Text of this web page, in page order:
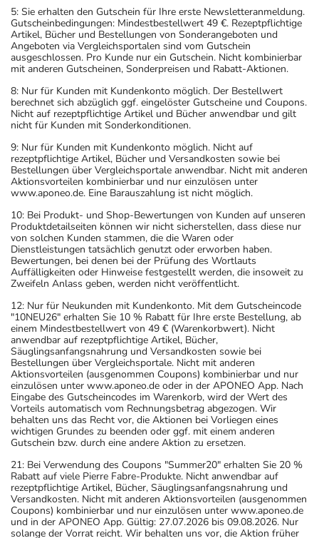
Ihren Arzt oder Apotheker nach etwaigen Auswirkungen
oder Vorsichtsmaßnahmen.
Eine vom Arzt verordnete Dosierung kann von den
Angaben der Packungsbeilage abweichen. Da der Arzt sie
individuell abstimmt, sollten Sie das Arzneimittel daher
nach seinen Anweisungen anwenden.
Aufbewahrung
Wichtige Hinweise
Was sollten Sie beachten?
- Bei Frauen im gebärfähigen Alter sind während und
unter Umständen auch eine Zeit lang nach der Therapie
wirksame Verhütungsmethoden erforderlich. Sprechen
Sie hierzu Ihren Arzt oder Apotheker an.
- Während der Behandlung sind geeignete
- Vorsicht bei Allergie gegen Statine wie Atorvastatin!
- Vorsicht bei Allergie gegen Calciumcarbonat!
- Vorsicht bei Allergie gegen Bindemittel (z.B.
Carboxymethylcellulose mit der E-Nummer E 466)!
- Vorsicht bei Allergie gegen Polyethylenglykol(PEG)-
haltige Stoffe!
- Vorsicht bei Allergie gegen Propylenglykol und ähnliche
Stoffe!
Wenn Sie eine Diabetes-Diät einhalten müssen, sollten
Sie den Zuckergehalt berücksichtigen.
- Es kann Arzneimittel geben, mit denen
Wechselwirkungen auftreten. Sie sollten deswegen
5: Sie erhalten den Gutschein für Ihre erste Newsletteranmeldung.
Gutscheinbedingungen: Mindestbestellwert 49 €. Rezeptpflichtige
Artikel, Bücher und Bestellungen von Sonderangeboten und
Angeboten via Vergleichsportalen sind vom Gutschein
ausgeschlossen. Pro Kunde nur ein Gutschein. Nicht kombinierbar
mit anderen Gutscheinen, Sonderpreisen und Rabatt-Aktionen.
8: Nur für Kunden mit Kundenkonto möglich. Der Bestellwert
berechnet sich abzüglich ggf. eingelöster Gutscheine und Coupons.
Nicht auf rezeptpflichtige Artikel und Bücher anwendbar und gilt
nicht für Kunden mit Sonderkonditionen.
9: Nur für Kunden mit Kundenkonto möglich. Nicht auf
rezeptpflichtige Artikel, Bücher und Versandkosten sowie bei
Bestellungen über Vergleichsportale anwendbar. Nicht mit anderen
Aktionsvorteilen kombinierbar und nur einzulösen unter
www.aponeo.de. Eine Barauszahlung ist nicht möglich.
10: Bei Produkt- und Shop-Bewertungen von Kunden auf unseren
Produktdetailseiten können wir nicht sicherstellen, dass diese nur
von solchen Kunden stammen, die die Waren oder
Dienstleistungen tatsächlich genutzt oder erworben haben.
Bewertungen, bei denen bei der Prüfung des Wortlauts
Auffälligkeiten oder Hinweise festgestellt werden, die insoweit zu
Zweifeln Anlass geben, werden nicht veröffentlicht.
12: Nur für Neukunden mit Kundenkonto. Mit dem Gutscheincode
"10NEU26" erhalten Sie 10 % Rabatt für Ihre erste Bestellung, ab
einem Mindestbestellwert von 49 € (Warenkorbwert). Nicht
anwendbar auf rezeptpflichtige Artikel, Bücher,
Säuglingsanfangsnahrung und Versandkosten sowie bei
Bestellungen über Vergleichsportale. Nicht mit anderen
Aktionsvorteilen (ausgenommen Coupons) kombinierbar und nur
einzulösen unter www.aponeo.de oder in der APONEO App. Nach
Eingabe des Gutscheincodes im Warenkorb, wird der Wert des
Vorteils automatisch vom Rechnungsbetrag abgezogen. Wir
behalten uns das Recht vor, die Aktionen bei Vorliegen eines
wichtigen Grundes zu beenden oder ggf. mit einem anderen
Gutschein bzw. durch eine andere Aktion zu ersetzen.
21: Bei Verwendung des Coupons "Summer20" erhalten Sie 20 %
Rabatt auf viele Pierre Fabre-Produkte. Nicht anwendbar auf
rezeptpflichtige Artikel, Bücher, Säuglingsanfangsnahrung und
Versandkosten. Nicht mit anderen Aktionsvorteilen (ausgenommen
Coupons) kombinierbar und nur einzulösen unter www.aponeo.de
und in der APONEO App. Gültig: 27.07.2026 bis 09.08.2026. Nur
solange der Vorrat reicht. Wir behalten uns vor, die Aktion früher